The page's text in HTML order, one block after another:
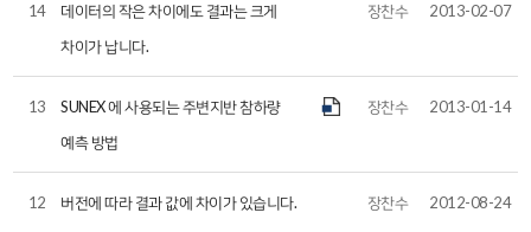
14
데이터의 작은 차이에도 결과는 크게
차이가 납니다.
장찬수 2013-02-07
13
SUNEX 에 사용되는 주변지반 참하량
예측 방법
장찬수 2013-01-14
12 버전에 따라 결과 값에 차이가 있습니다. 장찬수 2012-08-24